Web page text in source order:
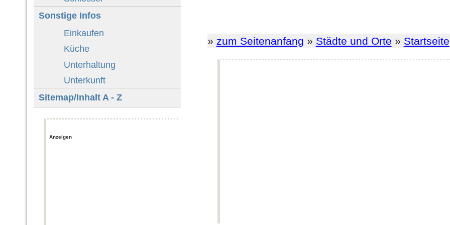
» zum Seitenanfang » Städte und Orte » Startseite
Sonstige Infos
Einkaufen
Küche
Unterhaltung
Unterkunft
Sitemap/Inhalt A - Z
Anzeigen